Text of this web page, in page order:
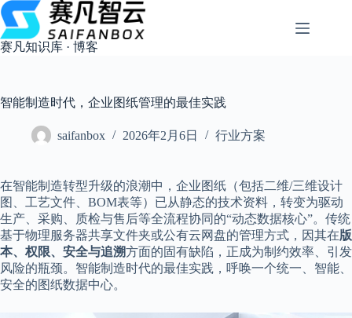
跳
过
内
容
赛凡知识库 · 博客
智能制造时代，企业图纸管理的最佳实践
saifanbox 2026年2月6日 行业方案
在智能制造转型升级的浪潮中，企业图纸（包括二维/三维设计
图、工艺文件、BOM表等）已从静态的技术资料，转变为驱动
生产、采购、质检与售后等全流程协同的“动态数据核心”。传统
基于物理服务器共享文件夹或公有云网盘的管理方式，因其在版
本、权限、安全与追溯方面的固有缺陷，正成为制约效率、引发
风险的瓶颈。智能制造时代的最佳实践，呼唤一个统一、智能、
安全的图纸数据中心。